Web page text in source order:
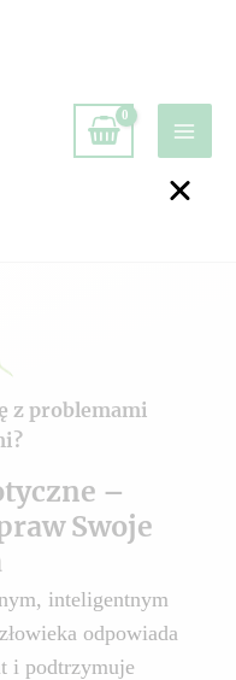
z problemami
–
Swoje
inteligentnym
odpowiada
i podtrzymuje